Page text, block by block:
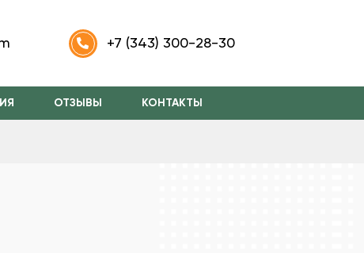
+7 (343) 300-28-30
ОТЗЫВЫ КОНТАКТЫ